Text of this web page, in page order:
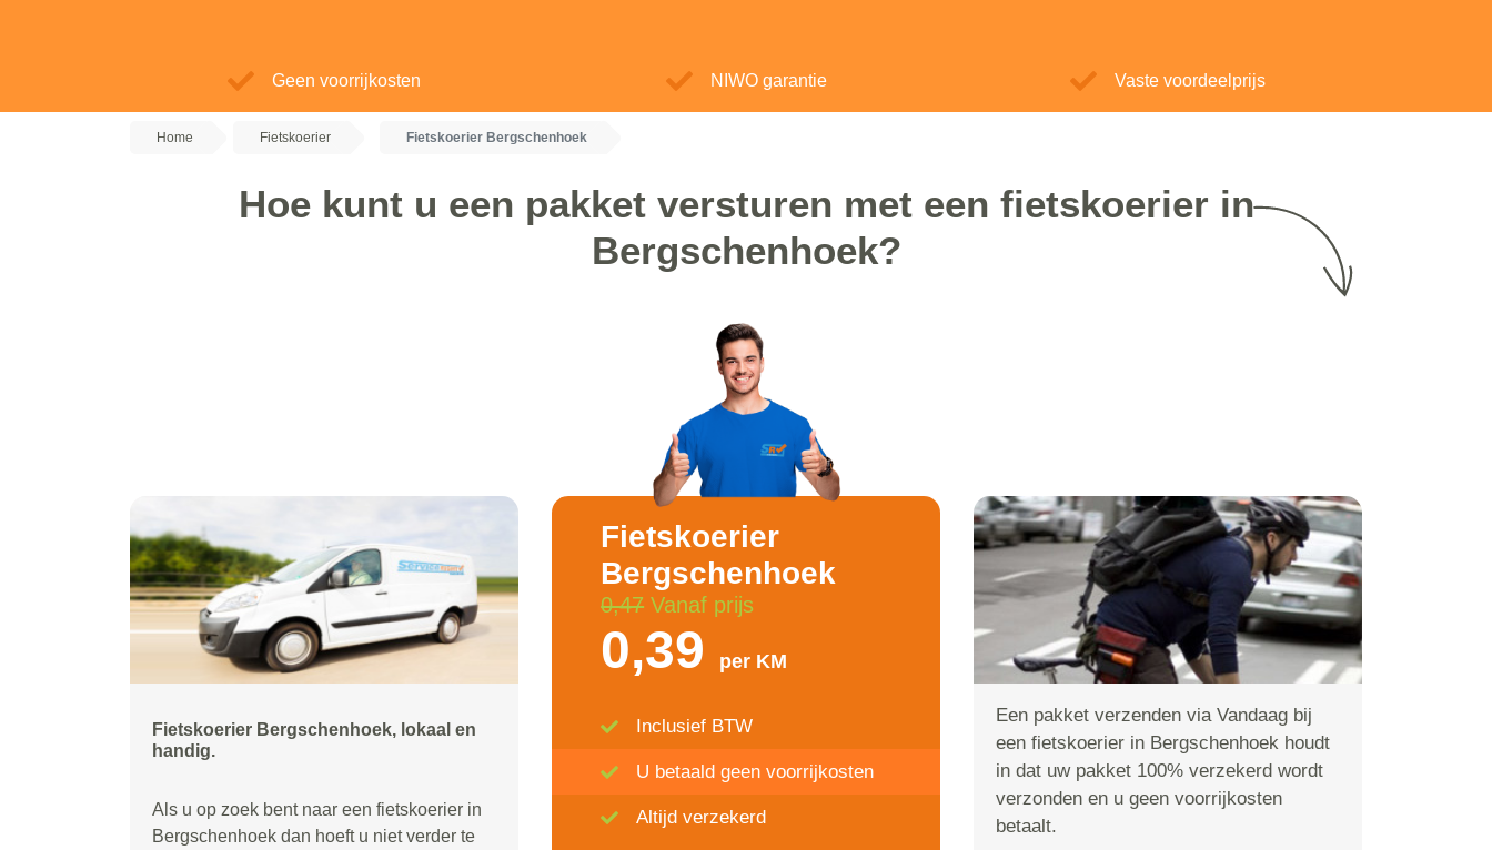
Geen voorrijkosten NIWO garantie Vaste voordeelprijs
Home Fietskoerier Fietskoerier Bergschenhoek
Hoe kunt u een pakket versturen met een fietskoerier in
Bergschenhoek?
Fietskoerier Bergschenhoek, lokaal en
handig.
Als u op zoek bent naar een fietskoerier in
Bergschenhoek dan hoeft u niet verder te
Fietskoerier
Bergschenhoek
0,47 Vanaf prijs
0,39 per KM
Inclusief BTW
U betaald geen voorrijkosten
Altijd verzekerd
Een pakket verzenden via Vandaag bij
een fietskoerier in Bergschenhoek houdt
in dat uw pakket 100% verzekerd wordt
verzonden en u geen voorrijkosten
betaalt.